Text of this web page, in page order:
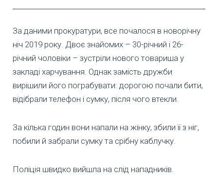
За даними прокуратури, все почалося в новорічну
ніч 2019 року. Двоє знайомих – 30-річний і 26-
річний чоловіки – зустріли нового товариша у
закладі харчування. Однак замість дружби
вирішили його пограбувати: дорогою почали бити,
відібрали телефон і сумку, після чого втекли.
За кілька годин вони напали на жінку, збили її з ніг,
побили й забрали сумку та срібну каблучку.
Поліція швидко вийшла на слід нападників.